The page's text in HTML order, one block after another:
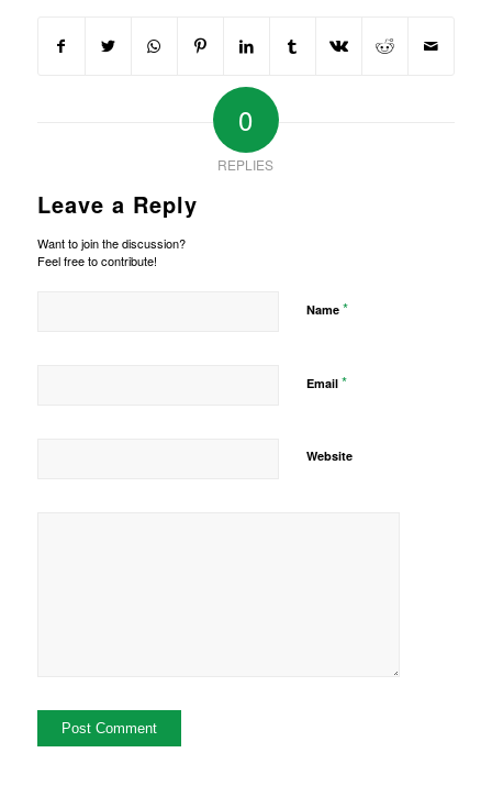
0
REPLIES
Leave a Reply
Want to join the discussion?
Feel free to contribute!
Name *
Email *
Website